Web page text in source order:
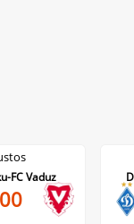
Qarabag FK